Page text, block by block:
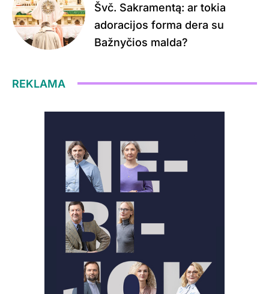
Švč. Sakramentą: ar tokia
adoracijos forma dera su
Bažnyčios malda?
REKLAMA